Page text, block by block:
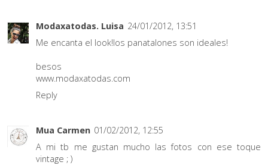
Modaxatodas. Luisa 24/01/2012, 13:51
Me encanta el look!los panatalones son ideales!
besos
www.modaxatodas.com
Reply
Mua Carmen 01/02/2012, 12:55
A mi tb me gustan mucho las fotos con ese toque
vintage ; )